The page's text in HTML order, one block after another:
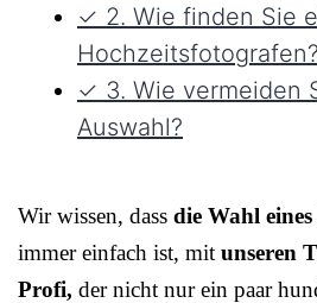
✓ 2. Wie finden Sie
Hochzeitsfotografen?
✓ 3. Wie vermeiden
Auswahl?
Wir wissen, dass die Wahl
immer einfach ist, mit unseren
Profi, der nicht nur ein paar